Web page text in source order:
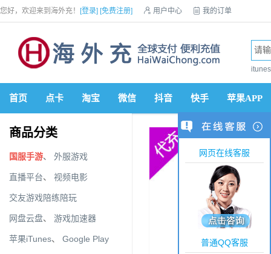
您好，欢迎来到海外充！ [登录] [免费注册]  用户中心  我的订单
首页 点卡 淘宝 微信 抖音 快手 苹果APP
商品分类
国服手游、 外服游戏
直播平台、 视频电影
交友游戏陪练陪玩
网盘云盘、 游戏加速器
苹果iTunes、 Google Play
网页在线客服
普通QQ客服